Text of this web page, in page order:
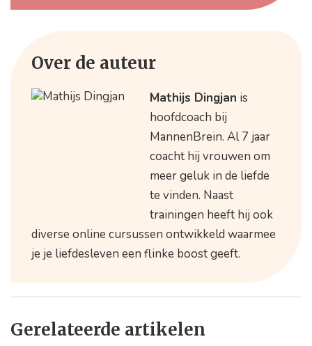
Over de auteur
Mathijs Dingjan is
hoofdcoach bij
MannenBrein. Al 7 jaar
coacht hij vrouwen om
meer geluk in de liefde
te vinden. Naast
trainingen heeft hij ook
diverse online cursussen ontwikkeld waarmee
je je liefdesleven een flinke boost geeft.
Gerelateerde artikelen